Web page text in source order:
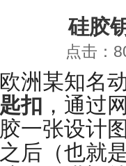
硅胶
点击：
欧洲某知名
匙扣 ，通过
胶一张设计
之后（也就